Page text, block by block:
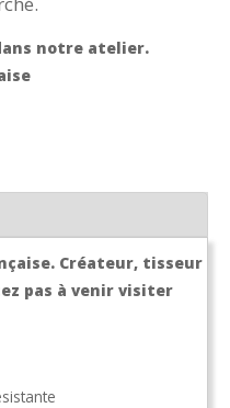
notre atelier.
Créateur, tisseur
pas à venir visiter